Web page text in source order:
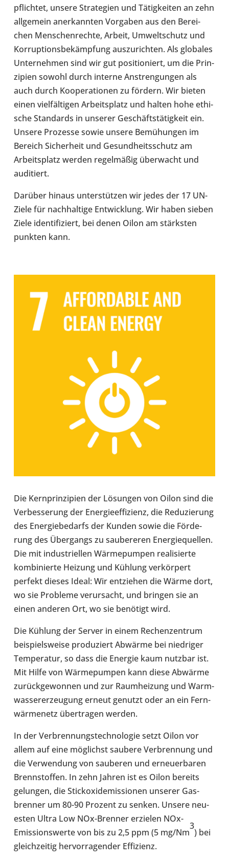
pflich­tet, unsere Stra­te­gien und Tätig­kei­ten an zehn
all­ge­mein aner­kann­ten Vor­ga­ben aus den Berei­
chen Men­schen­rechte, Arbeit, Umwelt­schutz und
Kor­rup­ti­ons­be­kämp­fung aus­zu­rich­ten. Als glo­ba­les
Unter­neh­men sind wir gut posi­tio­niert, um die Prin­
zi­pien sowohl durch interne Anstren­gun­gen als
auch durch Koope­ra­tio­nen zu fördern. Wir bieten
einen viel­fäl­ti­gen Arbeits­platz und halten hohe ethi­
sche Stan­dards in unserer Geschäfts­tä­tig­keit ein.
Unsere Pro­zesse sowie unsere Bemü­hun­gen im
Bereich Sicher­heit und Gesund­heits­schutz am
Arbeits­platz werden regel­mä­ßig über­wacht und
audi­tiert.
Darüber hinaus unter­stüt­zen wir jedes der 17 UN-​
Ziele für nach­hal­tige Ent­wick­lung. Wir haben sieben
Ziele iden­ti­fi­ziert, bei denen Oilon am stärks­ten
punkten kann.
Die Kern­prin­zi­pien der Lösun­gen von Oilon sind die
Ver­bes­se­rung der Ener­gie­ef­fi­zi­enz, die Redu­zie­rung
des Ener­gie­be­darfs der Kunden sowie die För­de­
rung des Über­gangs zu sau­be­re­ren Ener­gie­quel­len.
Die mit indus­tri­el­len Wär­me­pum­pen rea­li­sierte
kom­bi­nierte Heizung und Kühlung ver­kör­pert
perfekt dieses Ideal: Wir ent­zie­hen die Wärme dort,
wo sie Pro­bleme ver­ur­sacht, und bringen sie an
einen anderen Ort, wo sie benö­tigt wird.
Die Kühlung der Server in einem Rechen­zen­trum
bei­spiels­weise pro­du­ziert Abwärme bei nied­ri­ger
Tem­pe­ra­tur, so dass die Energie kaum nutzbar ist.
Mit Hilfe von Wär­me­pum­pen kann diese Abwärme
zurück­ge­won­nen und zur Raum­hei­zung und Warm­
was­ser­er­zeu­gung erneut genutzt oder an ein Fern­
wär­me­netz über­tra­gen werden.
In der Ver­bren­nungs­tech­no­lo­gie setzt Oilon vor
allem auf eine mög­lichst saubere Ver­bren­nung und
die Ver­wen­dung von sau­be­ren und erneu­er­ba­ren
Brenn­stof­fen. In zehn Jahren ist es Oilon bereits
gelun­gen, die Stick­oxid­emis­sio­nen unserer Gas­
bren­ner um 80-90 Prozent zu senken. Unsere neu­
es­ten Ultra Low NOx-​Brenner erzie­len NOx-​
Emissionswerte von bis zu 2,5 ppm (5 mg/Nm
3
) bei
gleich­zei­tig her­vor­ra­gen­der Effi­zi­enz.